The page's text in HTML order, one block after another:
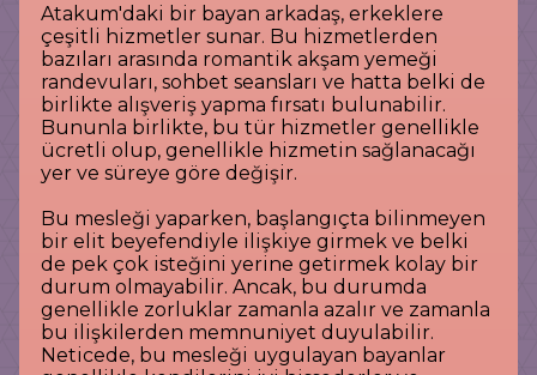
Atakum'daki bir bayan arkadaş, erkeklere
çeşitli hizmetler sunar. Bu hizmetlerden
bazıları arasında romantik akşam yemeği
randevuları, sohbet seansları ve hatta belki de
birlikte alışveriş yapma fırsatı bulunabilir.
Bununla birlikte, bu tür hizmetler genellikle
ücretli olup, genellikle hizmetin sağlanacağı
yer ve süreye göre değişir.
Bu mesleği yaparken, başlangıçta bilinmeyen
bir elit beyefendiyle ilişkiye girmek ve belki
de pek çok isteğini yerine getirmek kolay bir
durum olmayabilir. Ancak, bu durumda
genellikle zorluklar zamanla azalır ve zamanla
bu ilişkilerden memnuniyet duyulabilir.
Neticede, bu mesleği uygulayan bayanlar